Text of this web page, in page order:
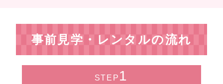
事前見学・レンタルの流れ
STEP 1